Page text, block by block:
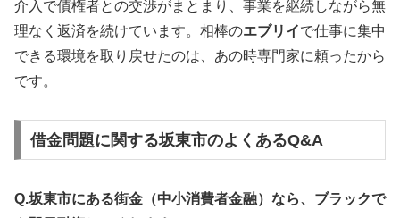
介入で債権者との交渉がまとまり、事業を継続しながら無
理なく返済を続けています。相棒のエブリイで仕事に集中
できる環境を取り戻せたのは、あの時専門家に頼ったから
です。
借金問題に関する坂東市のよくあるQ&A
Q.坂東市にある街金（中小消費者金融）なら、ブラックで